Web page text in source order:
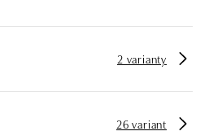
2 varianty
26 variant